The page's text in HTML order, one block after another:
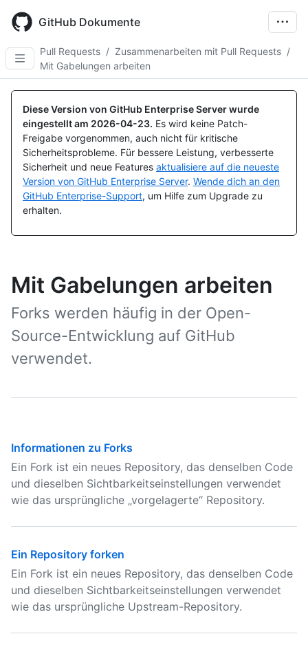
main
content
GitHub Dokumente
Pull Requests / Zusammenarbeiten mit Pull Requests /
Mit Gabelungen arbeiten
Diese Version von GitHub Enterprise Server wurde
eingestellt am 2026-04-23. Es wird keine Patch-
Freigabe vorgenommen, auch nicht für kritische
Sicherheitsprobleme. Für bessere Leistung, verbesserte
Sicherheit und neue Features aktualisiere auf die neueste
Version von GitHub Enterprise Server. Wende dich an den
GitHub Enterprise-Support, um Hilfe zum Upgrade zu
erhalten.
Mit Gabelungen arbeiten
Forks werden häufig in der Open-
Source-Entwicklung auf GitHub
verwendet.
Informationen zu Forks
Ein Fork ist ein neues Repository, das denselben Code
und dieselben Sichtbarkeitseinstellungen verwendet
wie das ursprüngliche „vorgelagerte“ Repository.
Ein Repository forken
Ein Fork ist ein neues Repository, das denselben Code
und dieselben Sichtbarkeitseinstellungen verwendet
wie das ursprüngliche Upstream-Repository.